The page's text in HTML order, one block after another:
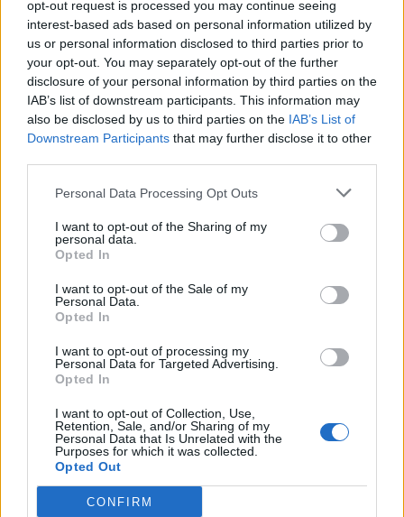
opt-out request is processed you may continue seeing
interest-based ads based on personal information utilized by
us or personal information disclosed to third parties prior to
your opt-out. You may separately opt-out of the further
disclosure of your personal information by third parties on the
IAB’s list of downstream participants. This information may
also be disclosed by us to third parties on the IAB’s List of
Downstream Participants that may further disclose it to other
Personal Data Processing Opt Outs
I want to opt-out of the Sharing of my
personal data.
Opted In
I want to opt-out of the Sale of my
Personal Data.
Opted In
I want to opt-out of processing my
Personal Data for Targeted Advertising.
Opted In
I want to opt-out of Collection, Use,
Retention, Sale, and/or Sharing of my
Personal Data that Is Unrelated with the
Purposes for which it was collected.
Opted Out
CONFIRM
създаде нови жизнеспособни вируси
07.08.2026 / 15:30